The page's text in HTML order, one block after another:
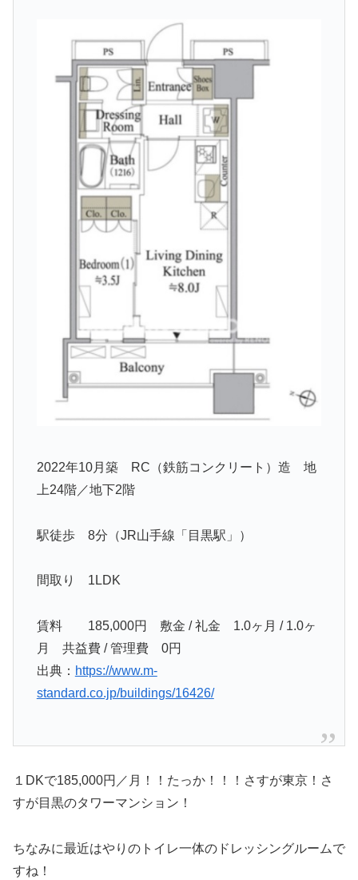
2022年10月築 RC（鉄筋コンクリート）造 地
上24階／地下2階
駅徒歩 8分（JR山手線「目黒駅」）
間取り 1LDK
賃料 185,000円 敷金 / 礼金 1.0ヶ月 / 1.0ヶ
月 共益費 / 管理費 0円
出典： https://www.m-
standard.co.jp/buildings/16426/
１DKで185,000円／月！！たっか！！！さすが東京！さ
すが目黒のタワーマンション！
ちなみに最近はやりのトイレ一体のドレッシングルームで
すね！